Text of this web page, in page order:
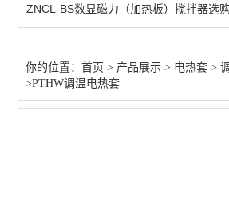
ZNCL-BS数显磁力（加热板）搅拌器选
你的位置：首页 > 产品展示 > 电热套 >
>PTHW调温电热套